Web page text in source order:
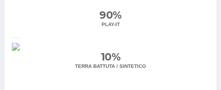
90%
PLAY-IT
10%
TERRA BATTUTA / SINTETICO